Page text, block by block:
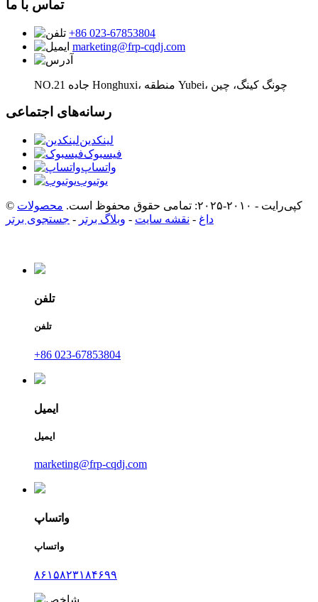
تماس با ما
‎+86 023-67853804‎
marketing@frp-cqdj.com
NO.21 جاده Honghuxi، منطقه Yubei، چونگ کینگ، چین
رسانه‌های اجتماعی
لینکدین
فیسبوک
واتساپ
یوتیوب
© کپی‌رایت - ۲۰۱۰-۲۰۲۵: تمامی حقوق محفوظ است.
محصولات
داغ - نقشه سایت - وبلاگ برتر - جستجوی برتر
تلفن
تلفن
‎+86 023-67853804‎
ایمیل
ایمیل
marketing@frp-cqdj.com
واتساپ
واتساپ
۸۶۱۵۸۲۳۱۸۴۶۹۹